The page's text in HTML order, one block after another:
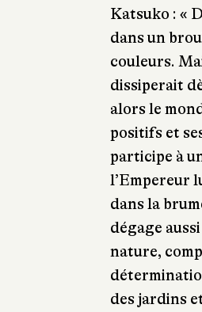
Katsuko : «
dans un
couleurs.
dissiperait
alors le
positifs et
participe à
l’Empereur
dans la
dégage
nature,
des jardins